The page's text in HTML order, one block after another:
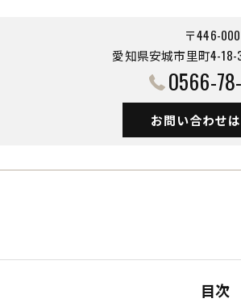
〒446-
愛知県安城市里町4-
0566-
お問い合わせ
目次